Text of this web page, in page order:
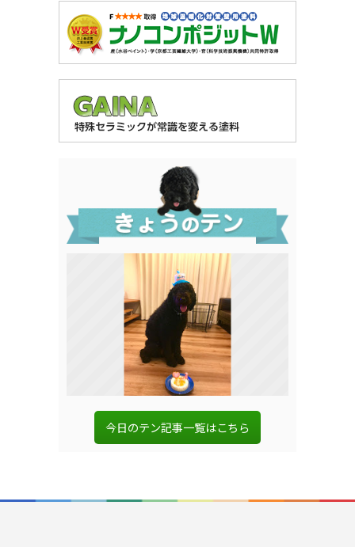
今日のテン記事一覧はこちら